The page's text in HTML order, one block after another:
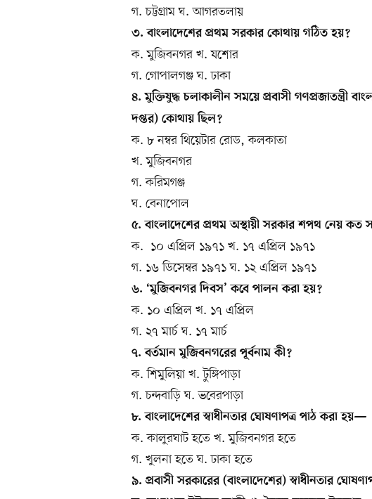
গ. চট্টগ্রাম ঘ. আগরতলায়
৩. বাংলাদেশের প্রথম সরকার কোথায় গঠিত হয়?
ক. মুজিবনগর খ. যশোর
গ. গোপালগঞ্জ ঘ. ঢাকা
৪. মুক্তিযুদ্ধ চলাকালীন সময়ে প্রবাসী গণপ্রজাতন্ত্রী
দপ্তর) কোথায় ছিল?
ক. ৮ নম্বর থিয়েটার রোড, কলকাতা
খ. মুজিবনগর
গ. করিমগঞ্জ
ঘ. বেনাপোল
৫. বাংলাদেশের প্রথম অস্থায়ী সরকার শপথ নেয় কত
ক. ১০ এপ্রিল ১৯৭১ খ. ১৭ এপ্রিল ১৯৭১
গ. ১৬ ডিসেম্বর ১৯৭১ ঘ. ১২ এপ্রিল ১৯৭১
৬. ‘মুজিবনগর দিবস’ কবে পালন করা হয়?
ক. ১০ এপ্রিল খ. ১৭ এপ্রিল
গ. ২৭ মার্চ ঘ. ১৭ মার্চ
৭. বর্তমান মুজিবনগরের পূর্বনাম কী?
ক. শিমুলিয়া খ. টুঙ্গিপাড়া
গ. চন্দবাড়ি ঘ. ভবেরপাড়া
৮. বাংলাদেশের স্বাধীনতার ঘোষণাপত্র পাঠ করা হয়—
ক. কালুরঘাট হতে খ. মুজিবনগর হতে
গ. খুলনা হতে ঘ. ঢাকা হতে
৯. প্রবাসী সরকারের (বাংলাদেশের) স্বাধীনতার